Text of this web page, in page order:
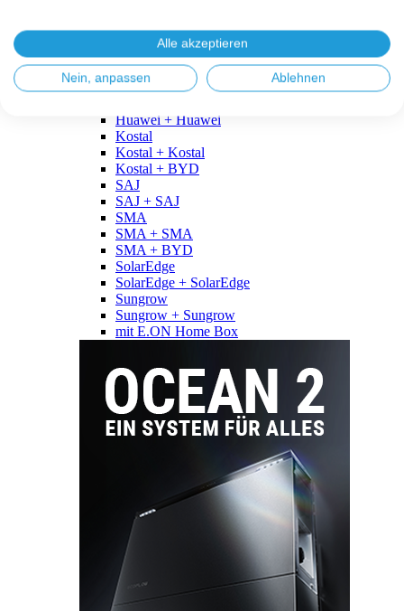
Fronius + BYD
GoodWe
GoodWe + GoodWe
GoodWe + BYD
Huawei + Huawei
Kostal
Kostal + Kostal
Kostal + BYD
SAJ
SAJ + SAJ
SMA
SMA + SMA
SMA + BYD
SolarEdge
SolarEdge + SolarEdge
Sungrow
Sungrow + Sungrow
mit E.ON Home Box
Alle akzeptieren
Nein, anpassen Ablehnen